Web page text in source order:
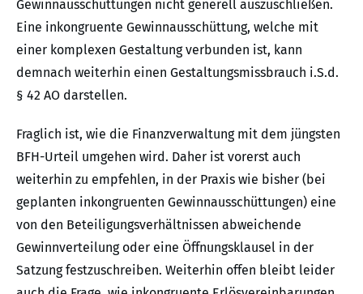
Gewinnausschüttungen nicht generell auszuschließen.
Eine inkongruente Gewinnausschüttung, welche mit
einer komplexen Gestaltung verbunden ist, kann
demnach weiterhin einen Gestaltungsmissbrauch i.S.d.
§ 42 AO darstellen.
Fraglich ist, wie die Finanzverwaltung mit dem jüngsten
BFH-Urteil umgehen wird. Daher ist vorerst auch
weiterhin zu empfehlen, in der Praxis wie bisher (bei
geplanten inkongruenten Gewinnausschüttungen) eine
von den Beteiligungsverhältnissen abweichende
Gewinnverteilung oder eine Öffnungsklausel in der
Satzung festzuschreiben. Weiterhin offen bleibt leider